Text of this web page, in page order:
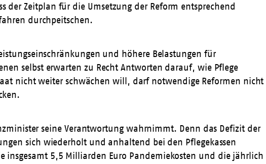
Zeitplan für die Umsetzung der Reform entsprechend
durchpeitschen.
und höhere Belastungen für
selbst erwarten zu Recht Antworten darauf, wie Pflege
nicht weiter schwächen will, darf notwendige Reformen nicht
seine Verantwortung wahrnimmt. Denn das Defizit der
sich wiederholt und anhaltend bei den Pflegekassen
insgesamt 5,5 Milliarden Euro Pandemiekosten und die jährlich